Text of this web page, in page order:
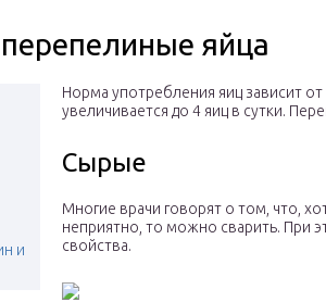
яйца
и
Норма употребления яиц зависит
увеличивается до 4 яиц в сутки.
Сырые
Многие врачи говорят о том, что,
неприятно, то можно сварить. При
свойства.